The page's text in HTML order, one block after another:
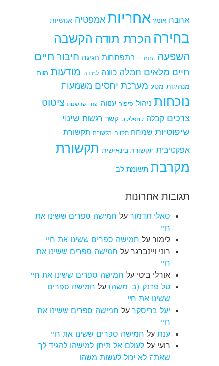
אהבה אומץ אחריות אמפטיה אנושיות
בחירה הכרת תודה הקשבה
השפעה התמדה התפתחות חגיגה חיבור חיים
חיים מלאים חמלה כוונה למידה מודעות מוות
מנהיגות מסע מערכת יחסים משמעות
נוכחות ניהול סיפור ענווה פחד פרשנות ציטוט
צרכים קבלה קונפליקט קשר רגשות שינוי
שיפוטיות שמחה תקווה תקשורת תקשורת
אפקטיבית תקשורת בינאישית תקשורת
מקרבת תשומת לב
תגובות אחרונות
סאלי תדמור על חמישה ספרים ששינו את
חיי
לימור על חמישה ספרים ששינו את חיי
רוני ויינברגר על חמישה ספרים ששינו את
חיי
אורלי ביטי על חמישה ספרים ששינו את חיי
טל פרנק (בן משה) על חמישה ספרים
ששינו את חיי
יעל בריסקר על חמישה ספרים ששינו את
חיי
ענת על חמישה ספרים ששינו את חיי
רועי על לעולם אל תיתן למישהו להגיד לך
שאתה לא יכול לעשות משהו